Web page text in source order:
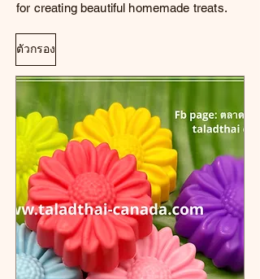
for creating beautiful homemade treats.
ตัวกรอง